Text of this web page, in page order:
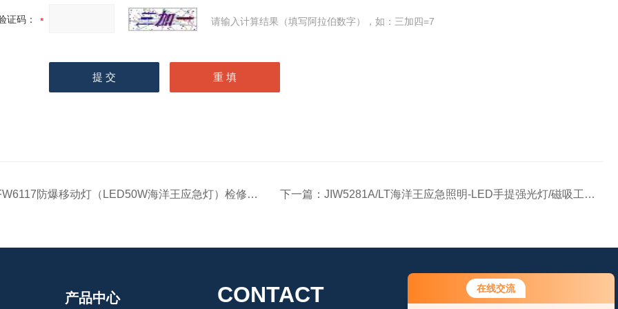
在线交流
证码： 请输入计算结果（填写阿拉伯数字），如：三加四=7
防爆移动灯（LED50W海洋王应急灯）检修照明 下一篇：JIW5281A/LT海洋王应急照明-LED手提强光灯/磁吸工作灯
产品中心 CONTACT